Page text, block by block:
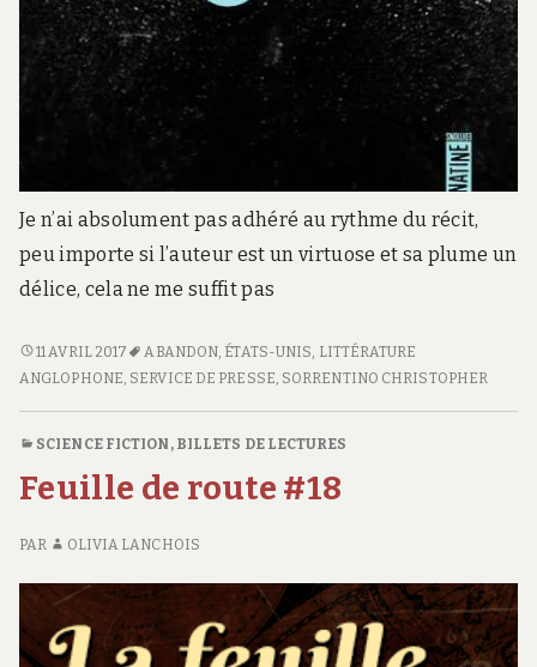
Je n’ai absolument pas adhéré au rythme du récit,
peu importe si l’auteur est un virtuose et sa plume un
délice, cela ne me suffit pas
FUGITIFS
11 AVRIL 2017 ABANDON, ÉTATS-UNIS, LITTÉRATURE
ANGLOPHONE, SERVICE DE PRESSE, SORRENTINO CHRISTOPHER
SCIENCE FICTION , BILLETS DE LECTURES
Feuille de route #18
PAR OLIVIA LANCHOIS